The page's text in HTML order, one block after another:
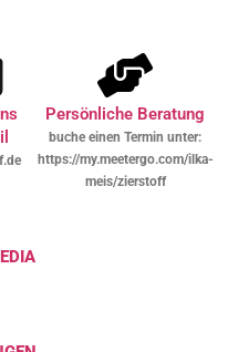
Persönliche Beratung
buche einen Termin unter:
https://my.meetergo.com/ilka-
meis/zierstoff